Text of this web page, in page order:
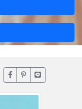
臉書分享(另開新視窗)
噗浪分享(另開新
Line分享(另